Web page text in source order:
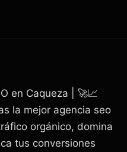
en Caqueza | 🚀📈
la mejor agencia seo
orgánico, domina
tus conversiones